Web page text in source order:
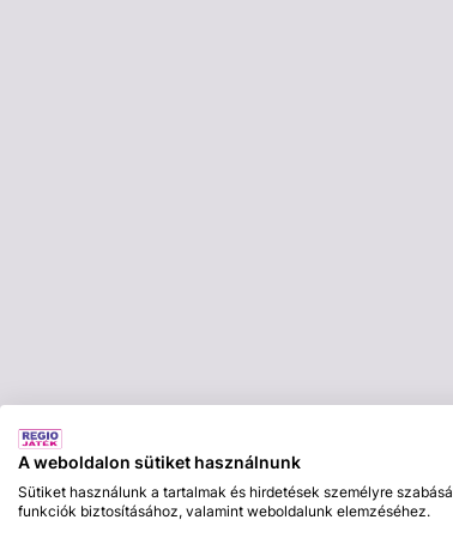
A weboldalon sütiket használnunk
Sütiket használunk a tartalmak és hirdetések személyre
funkciók biztosításához, valamint weboldalunk elemzéséhez.